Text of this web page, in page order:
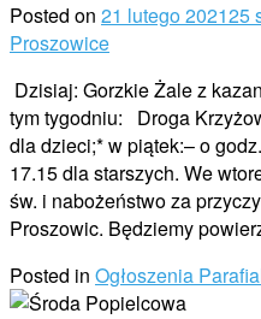
Posted on 21 lutego 202125
Proszowice
Dzisiaj: Gorzkie Żale z
tym tygodniu: Droga
dla dzieci;* w piątek:– o
17.15 dla starszych. We
św. i nabożeństwo za
Proszowic. Będziemy
Posted in Ogłoszenia